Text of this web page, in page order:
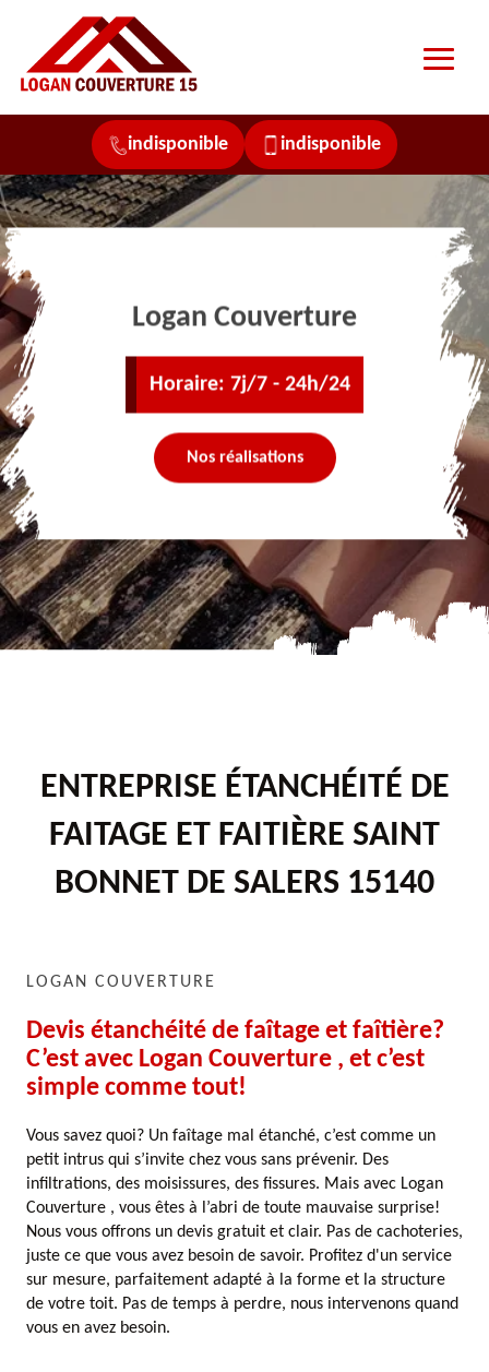
indisponible indisponible
Logan Couverture
Horaire: 7j/7 - 24h/24
Nos réalisations
ENTREPRISE ÉTANCHÉITÉ DE
FAITAGE ET FAITIÈRE SAINT
BONNET DE SALERS 15140
LOGAN COUVERTURE
Devis étanchéité de faîtage et faîtière?
C’est avec Logan Couverture , et c’est
simple comme tout!
Vous savez quoi? Un faîtage mal étanché, c’est comme un
petit intrus qui s’invite chez vous sans prévenir. Des
infiltrations, des moisissures, des fissures. Mais avec Logan
Couverture , vous êtes à l’abri de toute mauvaise surprise!
Nous vous offrons un devis gratuit et clair. Pas de cachoteries,
juste ce que vous avez besoin de savoir. Profitez d'un service
sur mesure, parfaitement adapté à la forme et la structure
de votre toit. Pas de temps à perdre, nous intervenons quand
vous en avez besoin.